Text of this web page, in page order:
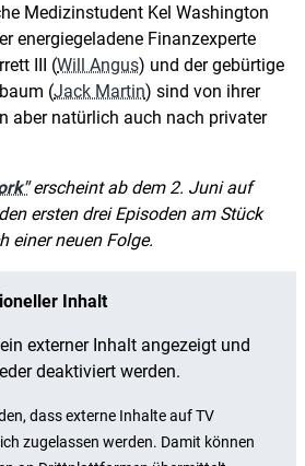
Medizinstudent Kel Washington
energiegeladene Finanzexperte
III (Will Angus) und der gebürtige
(Jack Martin) sind von ihrer
aber natürlich auch nach privater
erscheint ab dem 2. Juni auf
ersten drei Episoden am Stück
einer neuen Folge.